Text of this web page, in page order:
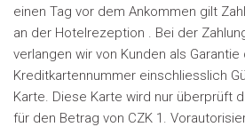
einen Tag vor dem Ankommen gilt
an der Hotelrezeption . Bei der
verlangen wir von Kunden als
Kreditkartennummer einschliesslich
Karte. Diese Karte wird nur überprüft
für den Betrag von CZK 1.